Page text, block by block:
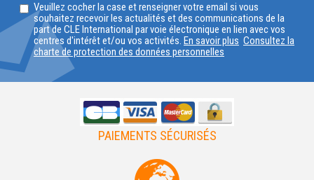
VOTRE
PAYS
Veuillez cocher la case et renseigner votre email si vous
souhaitez recevoir les actualités et des communications de la
part de CLE International par voie électronique en lien avec vos
centres d'intérêt et/ou vos activités. En savoir plus Consultez la
charte de protection des données personnelles
PAIEMENTS SÉCURISÉS